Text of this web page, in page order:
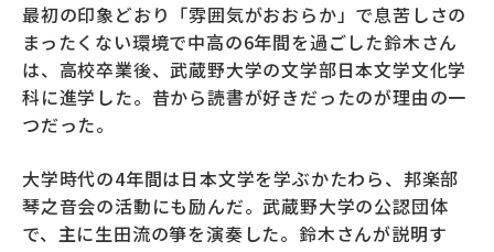
最初の印象どおり「雰囲気がおおらか」で息苦しさの
まったくない環境で中高の6年間を過ごした鈴木さん
は、高校卒業後、武蔵野大学の文学部日本文学文化学
科に進学した。昔から読書が好きだったのが理由の一
つだった。
大学時代の4年間は日本文学を学ぶかたわら、邦楽部
琴之音会の活動にも励んだ。武蔵野大学の公認団体
で、主に生田流の箏を演奏した。鈴木さんが説明す